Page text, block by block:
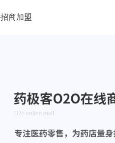
招商加盟